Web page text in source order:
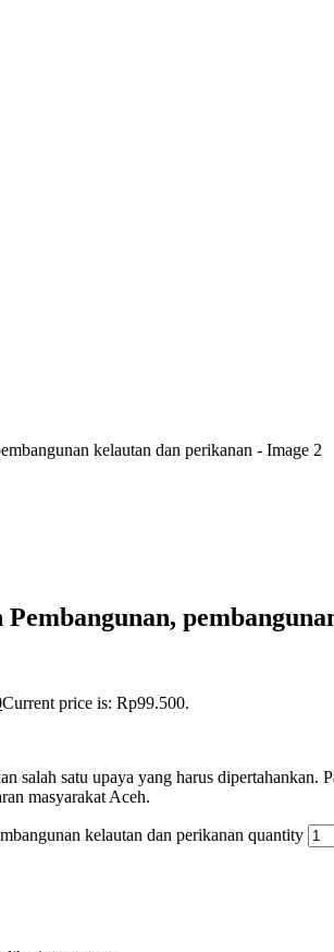
Current price is: Rp99.500.
salah satu upaya yang harus
masyarakat Aceh.
kelautan dan perikanan quantity